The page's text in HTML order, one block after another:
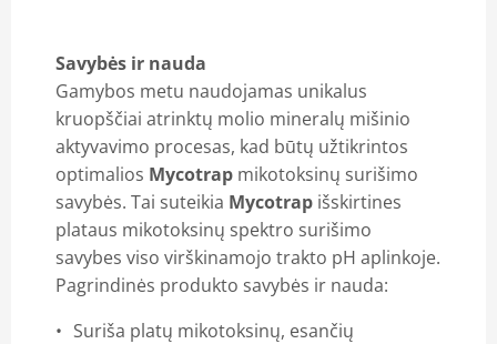
Savybės ir nauda
Gamybos metu naudojamas unikalus
kruopščiai atrinktų molio mineralų mišinio
aktyvavimo procesas, kad būtų užtikrintos
optimalios Mycotrap mikotoksinų surišimo
savybės. Tai suteikia Mycotrap išskirtines
plataus mikotoksinų spektro surišimo
savybes viso virškinamojo trakto pH aplinkoje.
Pagrindinės produkto savybės ir nauda:
Suriša platų mikotoksinų, esančių